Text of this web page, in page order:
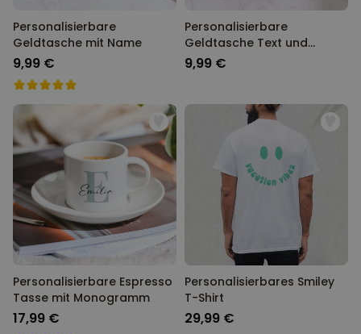
Personalisierbare
Geldtasche mit Name
9,99 €
Personalisierbare
Geldtasche Text und
Symbol
9,99 €
Personalisierbare Espresso
Tasse mit Monogramm
17,99 €
Personalisierbares Smiley
T-Shirt
29,99 €